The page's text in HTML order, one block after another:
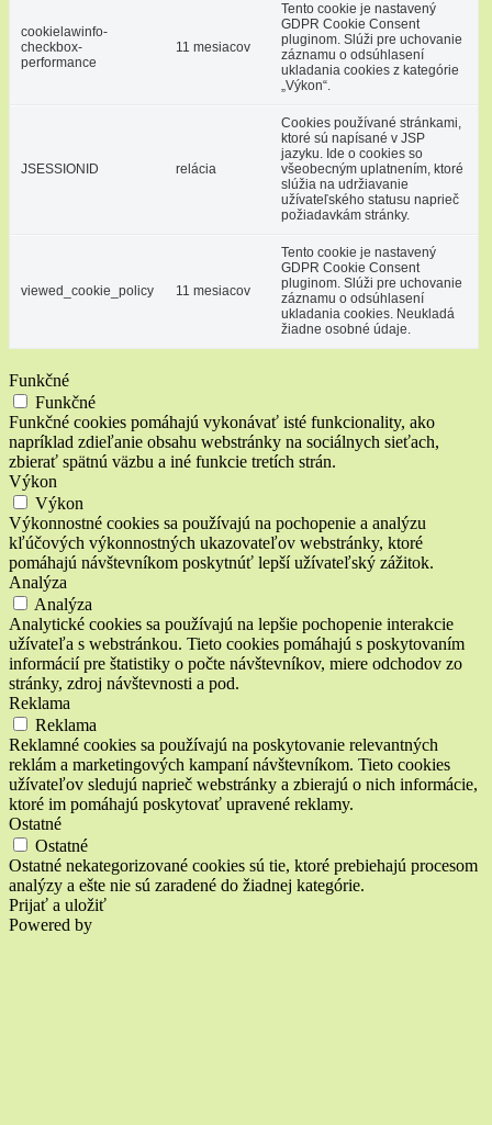
cookielawinfo-
checkbox-
performance
11 mesiacov
Tento cookie je nastavený
GDPR Cookie Consent
pluginom. Slúži pre uchovanie
záznamu o odsúhlasení
ukladania cookies z kategórie
„Výkon“.
JSESSIONID relácia
Cookies používané stránkami,
ktoré sú napísané v JSP
jazyku. Ide o cookies so
všeobecným uplatnením, ktoré
slúžia na udržiavanie
užívateľského statusu naprieč
požiadavkám stránky.
viewed_cookie_policy 11 mesiacov
Tento cookie je nastavený
GDPR Cookie Consent
pluginom. Slúži pre uchovanie
záznamu o odsúhlasení
ukladania cookies. Neukladá
žiadne osobné údaje.
Funkčné
Funkčné
Funkčné cookies pomáhajú vykonávať isté funkcionality, ako
napríklad zdieľanie obsahu webstránky na sociálnych sieťach,
zbierať spätnú väzbu a iné funkcie tretích strán.
Výkon
Výkon
Výkonnostné cookies sa používajú na pochopenie a analýzu
kľúčových výkonnostných ukazovateľov webstránky, ktoré
pomáhajú návštevníkom poskytnúť lepší užívateľský zážitok.
Analýza
Analýza
Analytické cookies sa používajú na lepšie pochopenie interakcie
užívateľa s webstránkou. Tieto cookies pomáhajú s poskytovaním
informácií pre štatistiky o počte návštevníkov, miere odchodov zo
stránky, zdroj návštevnosti a pod.
Reklama
Reklama
Reklamné cookies sa používajú na poskytovanie relevantných
reklám a marketingových kampaní návštevníkom. Tieto cookies
užívateľov sledujú naprieč webstránky a zbierajú o nich informácie,
ktoré im pomáhajú poskytovať upravené reklamy.
Ostatné
Ostatné
Ostatné nekategorizované cookies sú tie, ktoré prebiehajú procesom
analýzy a ešte nie sú zaradené do žiadnej kategórie.
Prijať a uložiť
Powered by